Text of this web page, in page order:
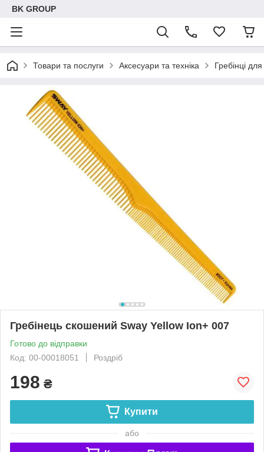
BK GROUP
Товари та послуги Аксесуари та техніка Гребінці
Гребінець скошений Sway Yellow Ion+ 007
Готово до відправки
Код: 00-00018051
Роздріб
198 ₴
Купити
або